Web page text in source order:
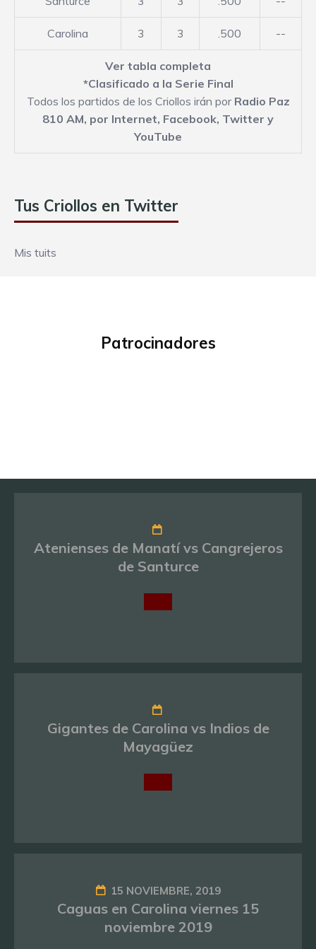
Carolina 3 3 .500 --
Ver tabla completa
*Clasificado a la Serie Final
Todos los partidos de los Criollos irán por Radio Paz
810 AM, por Internet, Facebook, Twitter y
YouTube
Tus Criollos en Twitter
Mis tuits
Patrocinadores
Atenienses de Manatí vs Cangrejeros
de Santurce
Gigantes de Carolina vs Indios de
Mayagüez
15 NOVIEMBRE, 2019
Caguas en Carolina viernes 15
noviembre 2019